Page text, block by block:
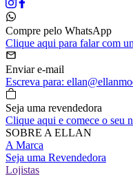
Compre pelo WhatsApp
Clique aqui para falar com
Enviar e-mail
Escreva para:
Seja uma revendedora
Clique aqui e comece o seu
SOBRE A ELLAN
A Marca
Seja uma Revendedora
Lojistas